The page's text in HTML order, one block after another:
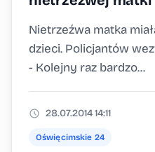
Nietrzeźwa matka
dzieci. Policjantów
- Kolejny raz bardzo...
28.07.2014 14:11
Oświęcimskie 24